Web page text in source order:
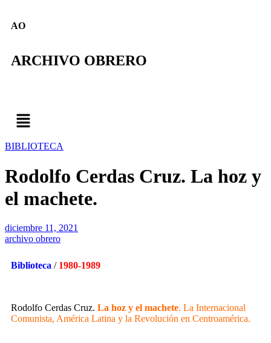
AO
ARCHIVO OBRERO
BIBLIOTECA
Rodolfo Cerdas Cruz. La hoz y
el machete.
diciembre 11, 2021
archivo obrero
Biblioteca / 1980-1989
Rodolfo Cerdas Cruz. La hoz y el machete. La Internacional
Comunista, América Latina y la Revolución en Centroamérica.